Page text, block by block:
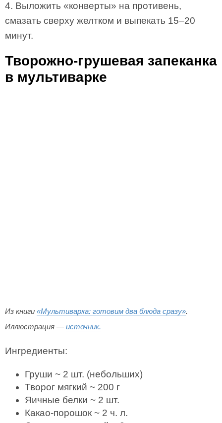
4. Выложить «конверты» на противень,
смазать сверху желтком и выпекать 15–20
минут.
Творожно-грушевая запеканка
в мультиварке
Из книги «Мультиварка: готовим два блюда сразу».
Иллюстрация — источник.
Ингредиенты:
Груши ~ 2 шт. (небольших)
Творог мягкий ~ 200 г
Яичные белки ~ 2 шт.
Какао-порошок ~ 2 ч. л.